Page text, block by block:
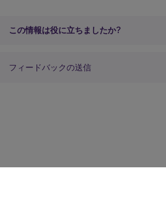
この情報は役に立ちましたか?
フィードバックの送信